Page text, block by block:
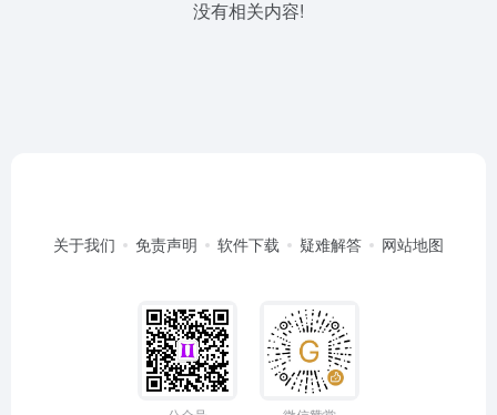
没有相关内容!
关于我们 免责声明 软件下载 疑难解答 网站地图